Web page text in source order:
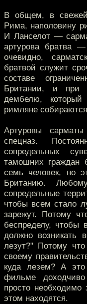
В общем, в свежей
Рима, наполовину
И Ланселот —
артурова братва
очевидно,
братвой служит
составе
Британии, и при
дембелю,
римляне
Артуровы
спецназ.
сопредельных
тамошних граждан
семь человек, но
Британию.
сопредельные
чтобы всем стало
зарежут. Потому
беспределу, чтобы
должно возникать
лезут?" Потому
своему
куда лезем? А
фильме
просто необходимо
этом находятся.